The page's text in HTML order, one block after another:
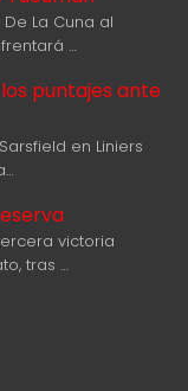
La Cuna al
…
puntajes ante
en Liniers
victoria
tras …